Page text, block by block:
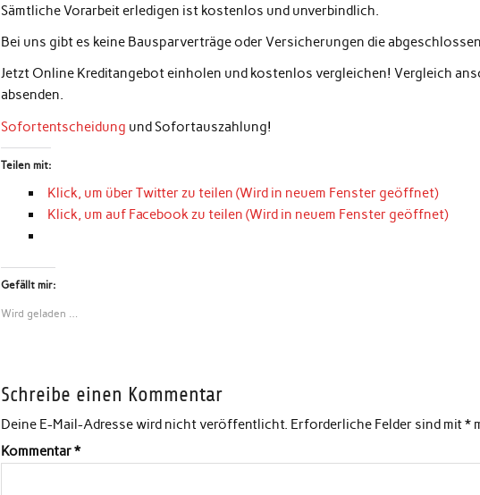
Sämtliche Vorarbeit erledigen ist kostenlos und unverbindlich.
Bei uns gibt es keine Bausparverträge oder Versicherungen die
Jetzt Online Kreditangebot einholen und kostenlos vergleichen! Vergleich
absenden.
Sofortentscheidung und Sofortauszahlung!
Teilen mit:
Klick, um über Twitter zu teilen (Wird in neuem Fenster geöffnet)
Klick, um auf Facebook zu teilen (Wird in neuem Fenster geöffnet)
Gefällt mir:
Wird geladen …
Schreibe einen Kommentar
Deine E-Mail-Adresse wird nicht veröffentlicht. Erforderliche Felder sind mit*
Kommentar*